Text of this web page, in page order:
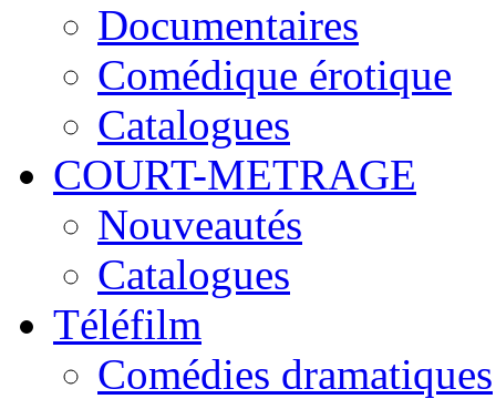
Documentaires
Comédique érotique
Catalogues
COURT-METRAGE
Nouveautés
Catalogues
Téléfilm
Comédies dramatiques